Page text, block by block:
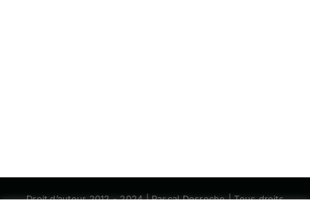
Droit d’auteur 2012 - 2024 | Pascal Desroche | Tous droits